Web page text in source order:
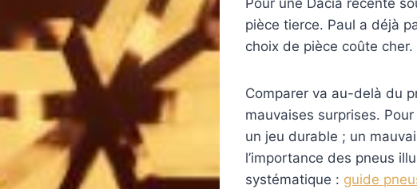
Pour une Dacia récente
pièce tierce. Paul a déjà
choix de pièce coûte cher.
Comparer va au-delà du
mauvaises surprises.
un jeu durable ; un
l’importance des pneus
systématique : guide